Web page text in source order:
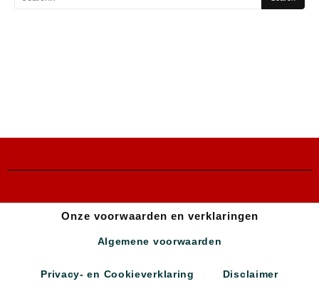
Onze voorwaarden en verklaringen
Algemene voorwaarden
Privacy- en Cookieverklaring Disclaimer